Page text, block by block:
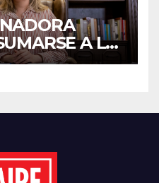
A LA
DE